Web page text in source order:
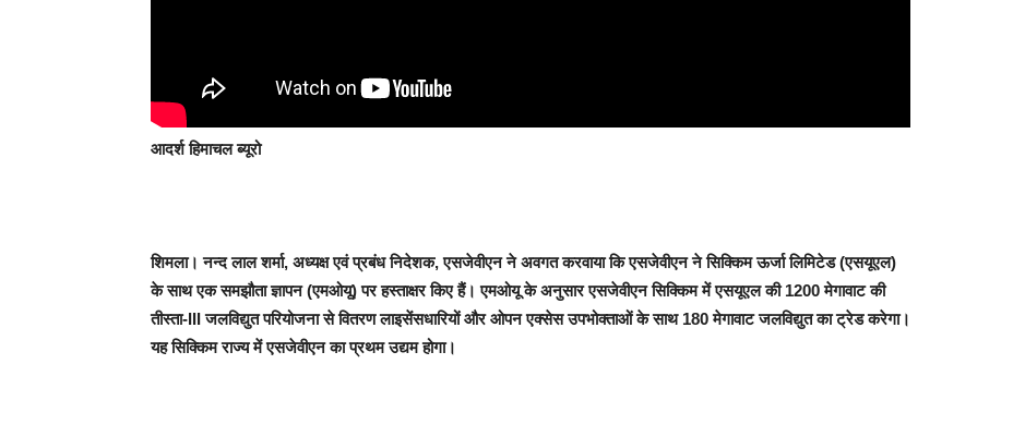
आदर्श हिमाचल ब्यूरो
शिमला। नन्‍द लाल शर्मा, अध्यक्ष एवं प्रबंध निदेशक, एसजेवीएन ने अवगत करवाया कि एसजेवीएन ने सिक्किम ऊर्जा लिमिटेड (एसयूएल)
के साथ एक समझौता ज्ञापन (एमओयू) पर हस्ताक्षर किए हैं। एमओयू के अनुसार एसजेवीएन सिक्किम में एसयूएल की 1200 मेगावाट की
तीस्ता-III जलविद्युत परियोजना से वितरण लाइसेंसधारियों और ओपन एक्सेस उपभोक्ताओं के साथ 180 मेगावाट जलविद्युत का ट्रेड करेगा।
यह सिक्किम राज्य में एसजेवीएन का प्रथम उद्यम होगा।